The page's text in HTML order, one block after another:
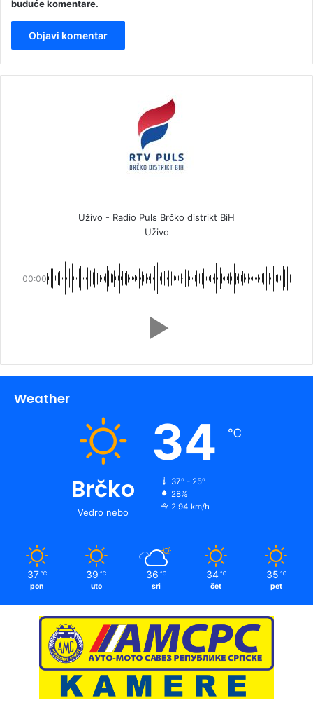
buduće komentare.
Uživo - Radio Puls Brčko distrikt BiH
Uživo
00:00
Weather
Brčko
Vedro nebo
34 ℃
37º - 25º
28%
2.94 km/h
37 ℃
pon
39 ℃
uto
36 ℃
sri
34 ℃
čet
35 ℃
pet